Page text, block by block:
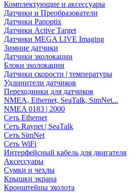
Комплектующие и аксессуары
Датчики и Преобразователи
Датчики Panoptix
Датчики Active Target
Датчики MEGA LIVE Imaging
Зимние датчики
Датчики эхолокации
Блоки эхолокации
Датчики скорости | температуры
Удлинители датчиков
Переходники для датчиков
NMEA, Ethernet, SeaTalk, SimNet...
NMEA 0183 | 2000
Сеть Ethernet
Сеть Raynet | SeaTalk
Сеть SimNet
Сеть WiFi
Интерфейсный кабель для двигателя
Аксессуары
Сумки и чехлы
Крышки экрана
Кронштейны эхолота